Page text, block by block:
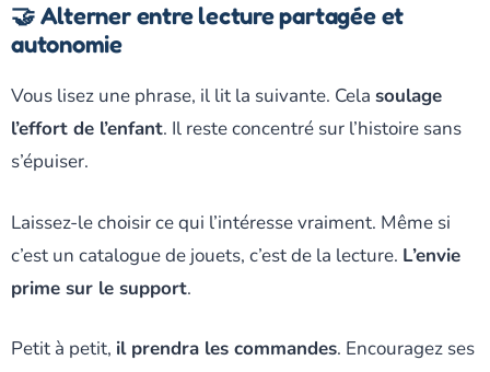
🤝 Alterner entre lecture partagée et
autonomie
Vous lisez une phrase, il lit la suivante. Cela soulage
l’effort de l’enfant. Il reste concentré sur l’histoire sans
s’épuiser.
Laissez-le choisir ce qui l’intéresse vraiment. Même si
c’est un catalogue de jouets, c’est de la lecture. L’envie
prime sur le support.
Petit à petit, il prendra les commandes. Encouragez ses